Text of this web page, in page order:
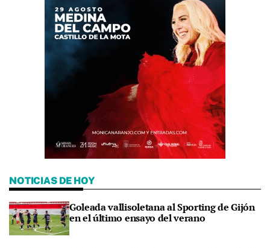
NOTICIAS DE HOY
Goleada vallisoletana al Sporting de Gijón
en el último ensayo del verano